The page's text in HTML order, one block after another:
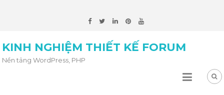
KINH NGHIỆM THIẾT KẾ FORUM
Nền tảng WordPress, PHP